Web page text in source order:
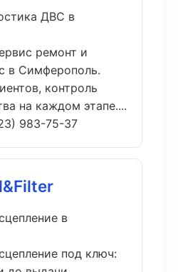
ДВС в
ремонт и
в Симферополь.
контроль
на каждом этапе....
983-75-37
в
под ключ: